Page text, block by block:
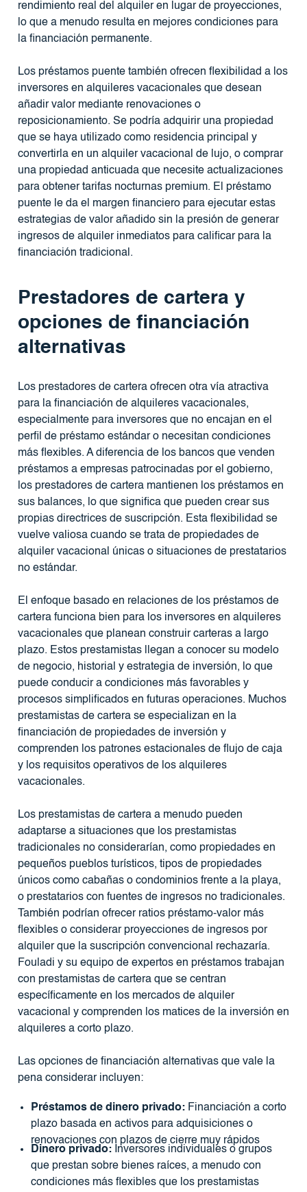
rendimiento real del alquiler en lugar de proyecciones,
lo que a menudo resulta en mejores condiciones para
la financiación permanente.
Los préstamos puente también ofrecen flexibilidad a los
inversores en alquileres vacacionales que desean
añadir valor mediante renovaciones o
reposicionamiento. Se podría adquirir una propiedad
que se haya utilizado como residencia principal y
convertirla en un alquiler vacacional de lujo, o comprar
una propiedad anticuada que necesite actualizaciones
para obtener tarifas nocturnas premium. El préstamo
puente le da el margen financiero para ejecutar estas
estrategias de valor añadido sin la presión de generar
ingresos de alquiler inmediatos para calificar para la
financiación tradicional.
Prestadores de cartera y
opciones de financiación
alternativas
Los prestadores de cartera ofrecen otra vía atractiva
para la financiación de alquileres vacacionales,
especialmente para inversores que no encajan en el
perfil de préstamo estándar o necesitan condiciones
más flexibles. A diferencia de los bancos que venden
préstamos a empresas patrocinadas por el gobierno,
los prestadores de cartera mantienen los préstamos en
sus balances, lo que significa que pueden crear sus
propias directrices de suscripción. Esta flexibilidad se
vuelve valiosa cuando se trata de propiedades de
alquiler vacacional únicas o situaciones de prestatarios
no estándar.
El enfoque basado en relaciones de los préstamos de
cartera funciona bien para los inversores en alquileres
vacacionales que planean construir carteras a largo
plazo. Estos prestamistas llegan a conocer su modelo
de negocio, historial y estrategia de inversión, lo que
puede conducir a condiciones más favorables y
procesos simplificados en futuras operaciones. Muchos
prestamistas de cartera se especializan en la
financiación de propiedades de inversión y
comprenden los patrones estacionales de flujo de caja
y los requisitos operativos de los alquileres
vacacionales.
Los prestamistas de cartera a menudo pueden
adaptarse a situaciones que los prestamistas
tradicionales no considerarían, como propiedades en
pequeños pueblos turísticos, tipos de propiedades
únicos como cabañas o condominios frente a la playa,
o prestatarios con fuentes de ingresos no tradicionales.
También podrían ofrecer ratios préstamo-valor más
flexibles o considerar proyecciones de ingresos por
alquiler que la suscripción convencional rechazaría.
Fouladi y su equipo de expertos en préstamos trabajan
con prestamistas de cartera que se centran
específicamente en los mercados de alquiler
vacacional y comprenden los matices de la inversión en
alquileres a corto plazo.
Las opciones de financiación alternativas que vale la
pena considerar incluyen:
Préstamos de dinero privado:Financiación a corto
plazo basada en activos para adquisiciones o
renovaciones con plazos de cierre muy rápidos
Dinero privado:Inversores individuales o grupos
que prestan sobre bienes raíces, a menudo con
condiciones más flexibles que los prestamistas